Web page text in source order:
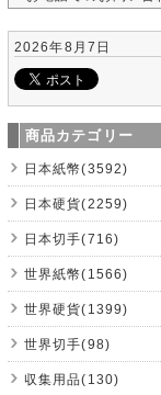
2026年8月7日
商品カテゴリー
日本紙幣(3592)
日本硬貨(2259)
日本切手(716)
世界紙幣(1566)
世界硬貨(1399)
世界切手(98)
収集用品(130)